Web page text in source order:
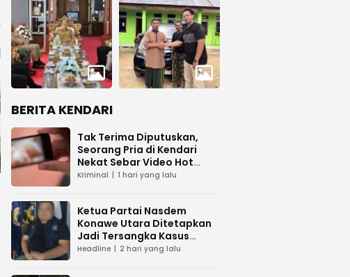
BERITA KENDARI
Tak Terima Diputuskan,
Seorang Pria di Kendari
Nekat Sebar Video Hot
Pacar
Kriminal 1 hari yang lalu
Ketua Partai Nasdem
Konawe Utara Ditetapkan
Jadi Tersangka Kasus
Dugaan Penipuan
Headline 2 hari yang lalu